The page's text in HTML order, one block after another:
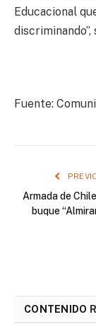
Educacional
Fuente:
Armada de
buque
CONTENIDO